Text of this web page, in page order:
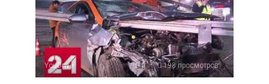
YouDrive 0 198 просмотров